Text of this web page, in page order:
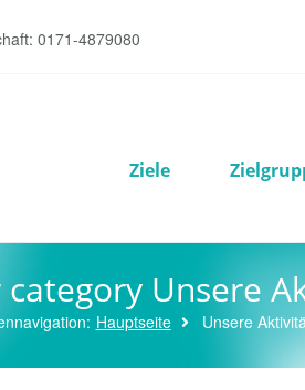
0171-4879080
Ziele
Unsere
Hauptseite Unsere